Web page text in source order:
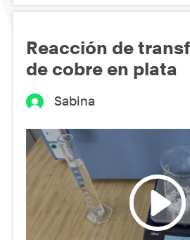
Reacción de
de cobre en plata
Sabina